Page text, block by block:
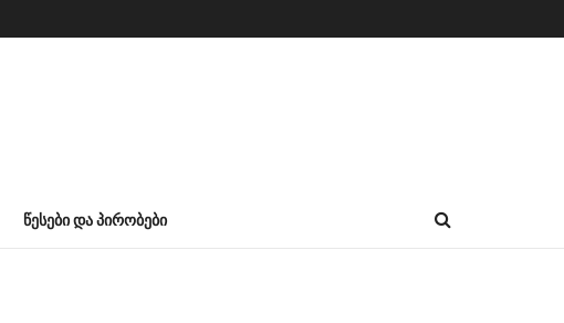
ᲬᲔᲡᲔᲑᲘ ᲓᲐ ᲞᲘᲠᲝᲑᲔᲑᲘ